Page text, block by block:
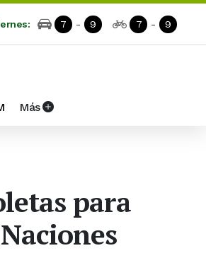
7 - 9 7 - 9
Más
para